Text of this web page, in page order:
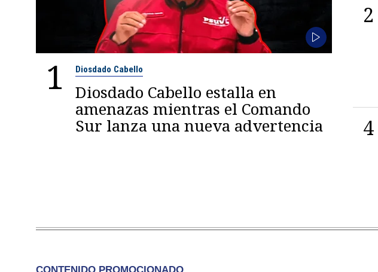
1 Diosdado Cabello
Diosdado Cabello estalla en
amenazas mientras el Comando
Sur lanza una nueva advertencia
2
4